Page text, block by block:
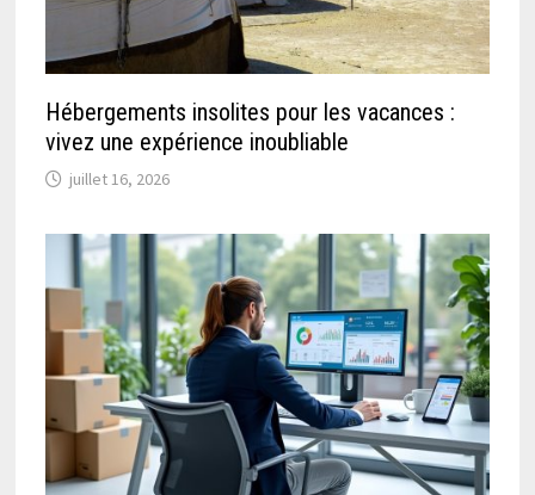
Hébergements insolites pour les vacances :
vivez une expérience inoubliable
juillet 16, 2026